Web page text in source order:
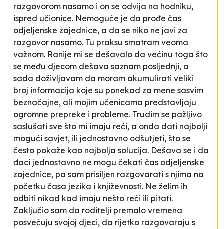
razgovorom nasamo i on se odvija na hodniku,
ispred učionice. Nemoguće je da prođe čas
odjeljenske zajednice, a da se niko ne javi za
razgovor nasamo. Tu praksu smatram veoma
važnom. Ranije mi se dešavalo da većinu toga što
se među djecom dešava saznam posljednji, a
sada doživljavam da moram akumulirati veliki
broj informacija koje su ponekad za mene sasvim
beznačajne, ali mojim učenicama predstavljaju
ogromne prepreke i probleme. Trudim se pažljivo
saslušati sve što mi imaju reći, a onda dati najbolji
mogući savjet, ili jednostavno odšutjeti, što se
često pokaže kao najbolja solucija. Dešava se i da
đaci jednostavno ne mogu čekati čas odjeljenske
zajednice, pa sam prisiljen razgovarati s njima na
početku časa jezika i književnosti. Ne želim ih
odbiti nikad kad imaju nešto reći ili pitati.
Zaključio sam da roditelji premalo vremena
posvećuju svojoj djeci, da rijetko razgovaraju s